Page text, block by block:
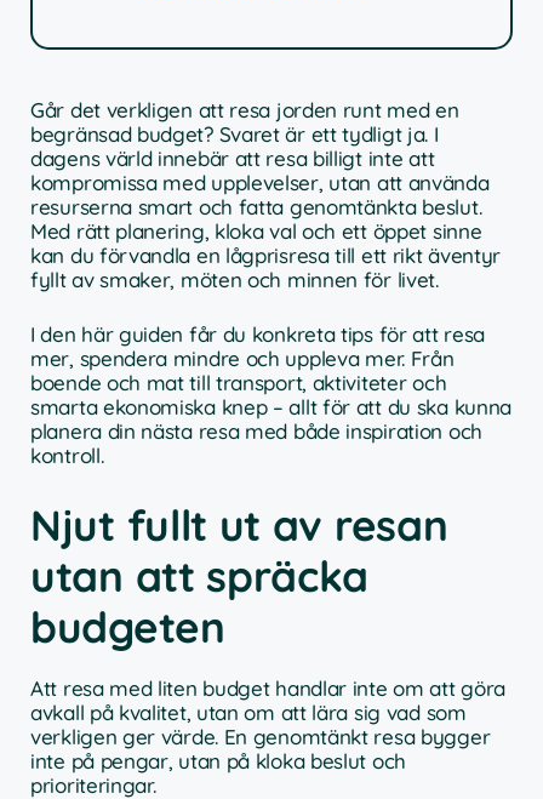
Går det verkligen att resa jorden runt med en
begränsad budget? Svaret är ett tydligt ja. I
dagens värld innebär att resa billigt inte att
kompromissa med upplevelser, utan att använda
resurserna smart och fatta genomtänkta beslut.
Med rätt planering, kloka val och ett öppet sinne
kan du förvandla en lågprisresa till ett rikt äventyr
fyllt av smaker, möten och minnen för livet.
I den här guiden får du konkreta tips för att resa
mer, spendera mindre och uppleva mer. Från
boende och mat till transport, aktiviteter och
smarta ekonomiska knep – allt för att du ska kunna
planera din nästa resa med både inspiration och
kontroll.
Njut fullt ut av resan
utan att spräcka
budgeten
Att resa med liten budget handlar inte om att göra
avkall på kvalitet, utan om att lära sig vad som
verkligen ger värde. En genomtänkt resa bygger
inte på pengar, utan på kloka beslut och
prioriteringar.